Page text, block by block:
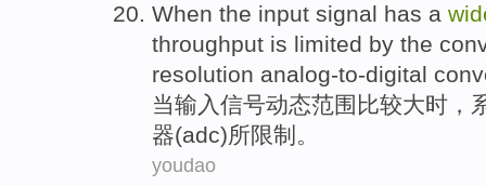
When the input signal has a
throughput is limited by the
resolution analog-to-digital
当输入信号动态范围 比较大时，
器(adc)所限制 。
youdao